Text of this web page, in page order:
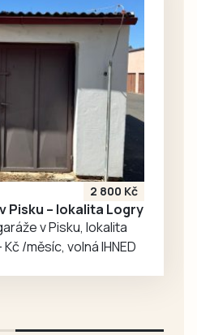
Spolkem přátel
kláštera a Fakultou
stavební ČVUT byl
nejen náhodně
přítomen americký
velvyslanec
Nicholas Merrick,
který tuto
památku obdivuje
a opakovaně už do
Vyššího Brodu
zavítal, ale i
geofyzik a
badatel…
2 800 Kč
Pronájem garáže v Pisku – lokalita Logry
v Pisku, lokalita
/měsíc, volná IHNED